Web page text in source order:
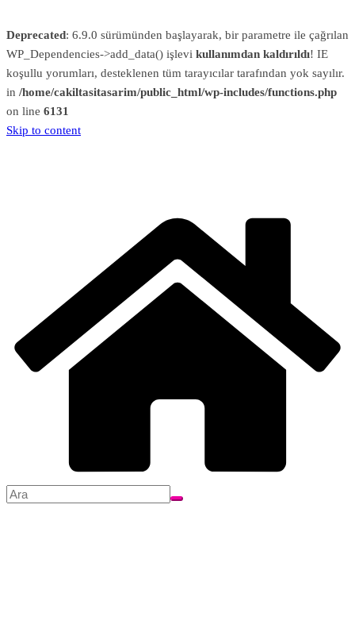
Deprecated: 6.9.0 sürümünden başlayarak, bir parametre ile çağrılan
WP_Dependencies->add_data() işlevi kullanımdan kaldırıldı! IE
koşullu yorumları, desteklenen tüm tarayıcılar tarafından yok sayılır.
in /home/cakiltasitasarim/public_html/wp-includes/functions.php
on line 6131
Skip to content